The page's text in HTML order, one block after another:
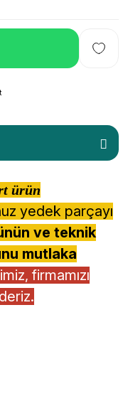
ürün
yedek parçayı
ve teknik
mutlaka
firmamızı